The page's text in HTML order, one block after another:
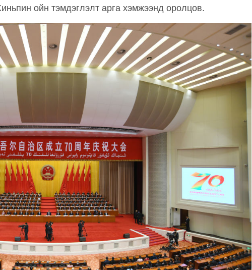
ойн тэмдэглэлт арга хэмжээнд оролцов.